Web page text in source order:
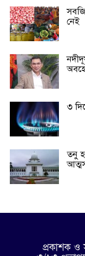
নেই
৩
তনু
প্রকাশক ও